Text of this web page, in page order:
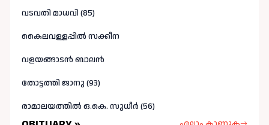
വടവതി മാധവി (85)
കൈലവള്ളപ്പിൽ സക്കീന
വളയങ്ങാടൻ ബാലൻ
തോട്ടത്തി ജാനു (93)
രാമാലയത്തിൽ ഒ.കെ. സുധീർ (56)